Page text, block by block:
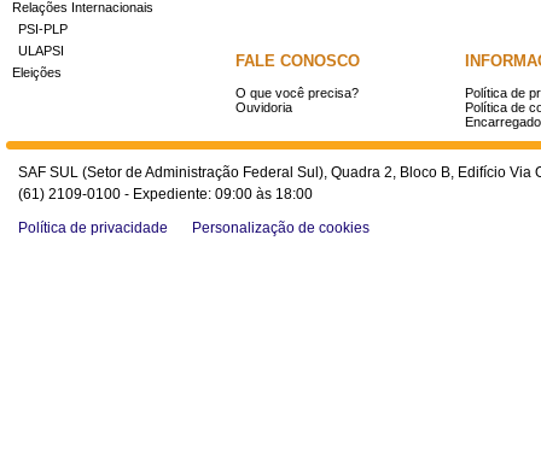
Relações Internacionais
PSI-PLP
ULAPSI
Eleições
FALE CONOSCO
O que você precisa?
Ouvidoria
Política de
Política de
SAF SUL (Setor de Administração Federal Sul), Quadra 2, Bloco B, Edifício
(61) 2109-0100 - Expediente: 09:00 às 18:00
Política de privacidade
Personalização de cookies